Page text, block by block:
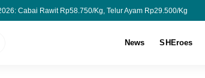
Cabai Rawit Rp58.750/Kg, Telur Ayam Rp29.500/Kg
di Tanah Air Tembus 38,41 Juta
News SHEroes